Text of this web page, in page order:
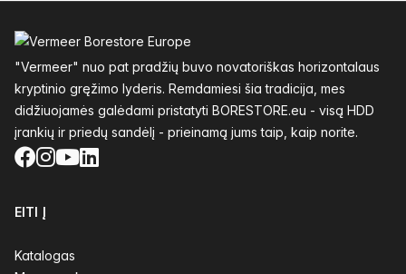
"Vermeer" nuo pat pradžių buvo novatoriškas horizontalaus
kryptinio gręžimo lyderis. Remdamiesi šia tradicija, mes
didžiuojamės galėdami pristatyti BORESTORE.eu - visą HDD
įrankių ir priedų sandėlį - prieinamą jums taip, kaip norite.
Facebook
Instagram
YouTube
LinkedIn
EITI Į
Katalogas